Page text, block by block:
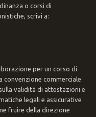
o corsi di
scrivi a:
per un corso di
commerciale
validità di attestazioni e
legali e assicurative
fruire della direzione